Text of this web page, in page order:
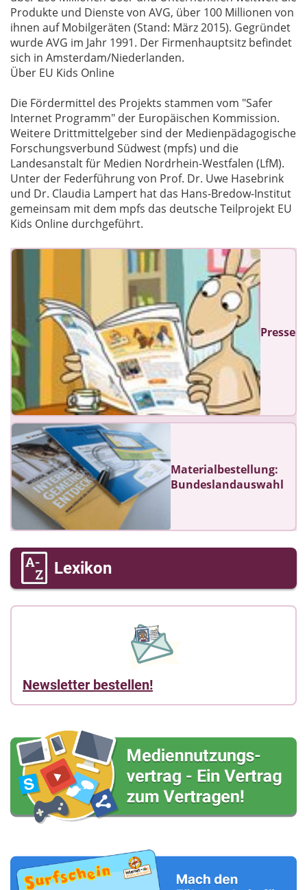
Produkte und Dienste von AVG, über 100 Millionen von
ihnen auf Mobilgeräten (Stand: März 2015). Gegründet
wurde AVG im Jahr 1991. Der Firmenhauptsitz befindet
sich in Amsterdam/Niederlanden.
Über EU Kids Online
Die Fördermittel des Projekts stammen vom "Safer
Internet Programm" der Europäischen Kommission.
Weitere Drittmittelgeber sind der Medienpädagogische
Forschungsverbund Südwest (mpfs) und die
Landesanstalt für Medien Nordrhein-Westfalen (LfM).
Unter der Federführung von Prof. Dr. Uwe Hasebrink
und Dr. Claudia Lampert hat das Hans-Bredow-Institut
gemeinsam mit dem mpfs das deutsche Teilprojekt EU
Kids Online durchgeführt.
Presse
Materialbestellung:
Bundeslandauswahl
Lexikon
Newsletter bestellen!